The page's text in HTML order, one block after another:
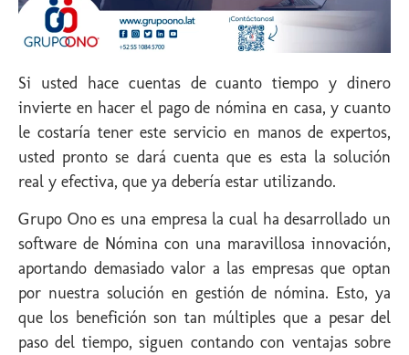
Si usted hace cuentas de cuanto tiempo y dinero
invierte en hacer el pago de nómina en casa, y cuanto
le costaría tener este servicio en manos de expertos,
usted pronto se dará cuenta que es esta la solución
real y efectiva, que ya debería estar utilizando.
Grupo Ono es una empresa la cual ha desarrollado un
software de Nómina con una maravillosa innovación,
aportando demasiado valor a las empresas que optan
por nuestra solución en gestión de nómina. Esto, ya
que los benefición son tan múltiples que a pesar del
paso del tiempo, siguen contando con ventajas sobre